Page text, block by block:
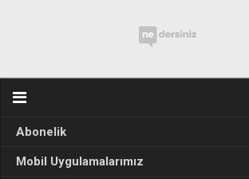
Abonelik
Mobil Uygulamalarımız